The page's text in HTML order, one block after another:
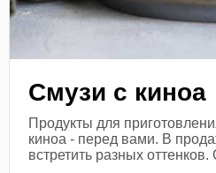
Смузи с киноа
Продукты для
киноа - перед вами. В
встретить разных